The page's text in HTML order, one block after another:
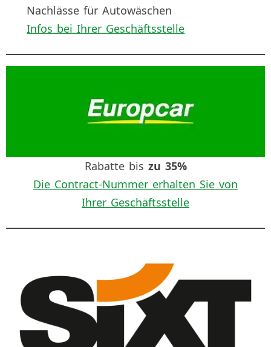
Nachlässe für Autowäschen
Infos bei Ihrer Geschäftsstelle
Rabatte bis zu 35%
Die Contract-Nummer erhalten Sie von
Ihrer Geschäftsstelle